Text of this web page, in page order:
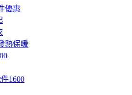
優惠
熱保暖
1600